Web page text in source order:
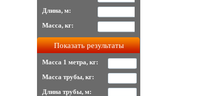
Длина, м:
Масса, кг:
Масса 1 метра, кг:
Масса трубы, кг:
Длина трубы, м: